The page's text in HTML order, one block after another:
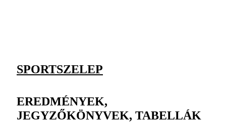
SPORTSZELEP
EREDMÉNYEK,
JEGYZŐKÖNYVEK, TABELLÁK